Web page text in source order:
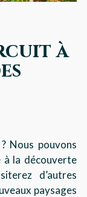
à
Nous pouvons
à la découverte
d’autres
paysages